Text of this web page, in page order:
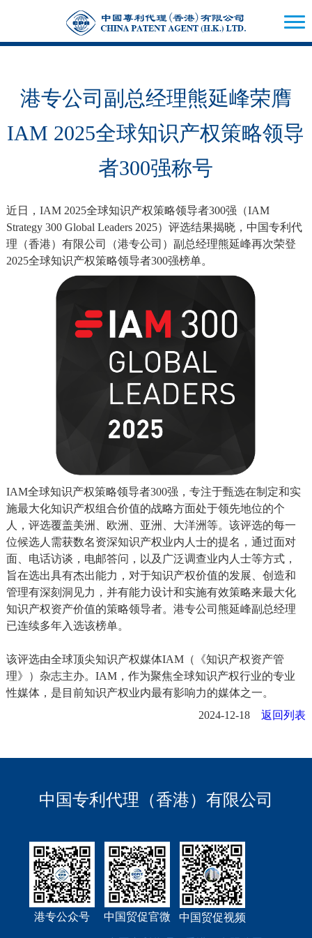
港专公司副总经理熊延峰荣膺
IAM 2025全球知识产权策略领导
者300强称号
近日，IAM 2025全球知识产权策略领导者300强（IAM
Strategy 300 Global Leaders 2025）评选结果揭晓，中国专利代
理（香港）有限公司（港专公司）副总经理熊延峰再次荣登
2025全球知识产权策略领导者300强榜单。
IAM全球知识产权策略领导者300强，专注于甄选在制定和实
施最大化知识产权组合价值的战略方面处于领先地位的个
人，评选覆盖美洲、欧洲、亚洲、大洋洲等。该评选的每一
位候选人需获数名资深知识产权业内人士的提名，通过面对
面、电话访谈，电邮答问，以及广泛调查业内人士等方式，
旨在选出具有杰出能力，对于知识产权价值的发展、创造和
管理有深刻洞见力，并有能力设计和实施有效策略来最大化
知识产权资产价值的策略领导者。港专公司熊延峰副总经理
已连续多年入选该榜单。
该评选由全球顶尖知识产权媒体IAM（《知识产权资产管
理》）杂志主办。IAM，作为聚焦全球知识产权行业的专业
性媒体，是目前知识产权业内最有影响力的媒体之一。
2024-12-18返回列表
中国专利代理（香港）有限公司
港专公众号 中国贸促官微 中国贸促视频